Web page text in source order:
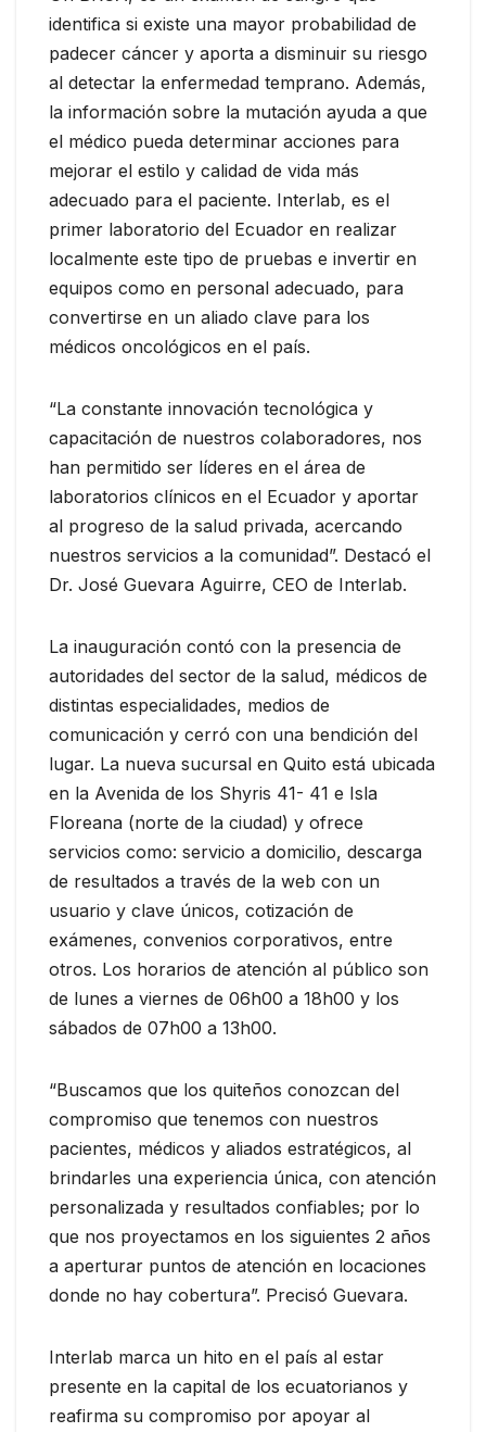
identifica si existe una mayor probabilidad de
padecer cáncer y aporta a disminuir su riesgo
al detectar la enfermedad temprano. Además,
la información sobre la mutación ayuda a que
el médico pueda determinar acciones para
mejorar el estilo y calidad de vida más
adecuado para el paciente. Interlab, es el
primer laboratorio del Ecuador en realizar
localmente este tipo de pruebas e invertir en
equipos como en personal adecuado, para
convertirse en un aliado clave para los
médicos oncológicos en el país.
“La constante innovación tecnológica y
capacitación de nuestros colaboradores, nos
han permitido ser líderes en el área de
laboratorios clínicos en el Ecuador y aportar
al progreso de la salud privada, acercando
nuestros servicios a la comunidad”. Destacó el
Dr. José Guevara Aguirre, CEO de Interlab.
La inauguración contó con la presencia de
autoridades del sector de la salud, médicos de
distintas especialidades, medios de
comunicación y cerró con una bendición del
lugar. La nueva sucursal en Quito está ubicada
en la Avenida de los Shyris 41- 41 e Isla
Floreana (norte de la ciudad) y ofrece
servicios como: servicio a domicilio, descarga
de resultados a través de la web con un
usuario y clave únicos, cotización de
exámenes, convenios corporativos, entre
otros. Los horarios de atención al público son
de lunes a viernes de 06h00 a 18h00 y los
sábados de 07h00 a 13h00.
“Buscamos que los quiteños conozcan del
compromiso que tenemos con nuestros
pacientes, médicos y aliados estratégicos, al
brindarles una experiencia única, con atención
personalizada y resultados confiables; por lo
que nos proyectamos en los siguientes 2 años
a aperturar puntos de atención en locaciones
donde no hay cobertura”. Precisó Guevara.
Interlab marca un hito en el país al estar
presente en la capital de los ecuatorianos y
reafirma su compromiso por apoyar al